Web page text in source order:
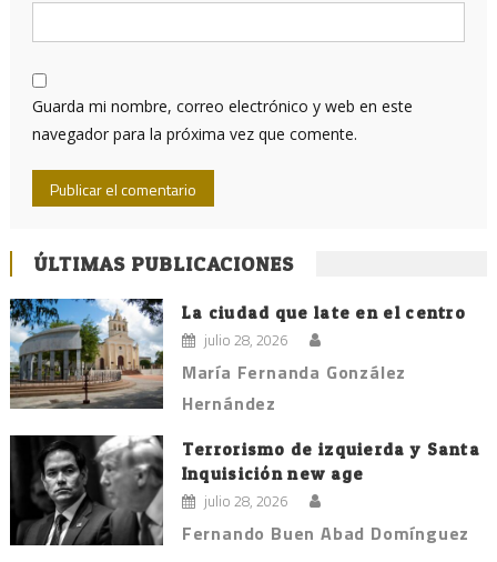
Guarda mi nombre, correo electrónico y web en este
navegador para la próxima vez que comente.
ÚLTIMAS PUBLICACIONES
La ciudad que late en el centro
julio 28, 2026
María Fernanda González
Hernández
Terrorismo de izquierda y Santa
Inquisición new age
julio 28, 2026
Fernando Buen Abad Domínguez